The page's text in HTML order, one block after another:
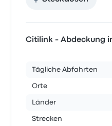
Citilink - Abdeckung
Tägliche Abfahrten
Orte
Länder
Strecken